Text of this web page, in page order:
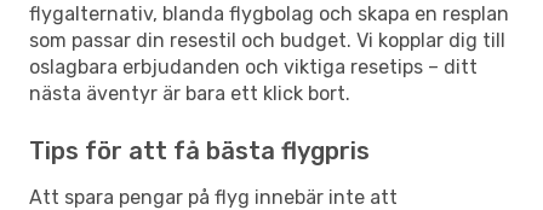
flygalternativ, blanda flygbolag och skapa en resplan
som passar din resestil och budget. Vi kopplar dig till
oslagbara erbjudanden och viktiga resetips – ditt
nästa äventyr är bara ett klick bort.
Tips för att få bästa flygpris
Att spara pengar på flyg innebär inte att